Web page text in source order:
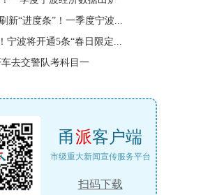
新“进度条”！一季度宁波...
宁波将开通5条“春日限定...
去交警队考科目一
甬派客户端
市级重大新闻宣传服务平台
扫码下载